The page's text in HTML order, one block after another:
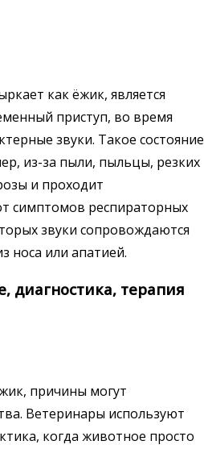
как ёжик, является
приступ, во время
звуки. Такое состояние
из-за пыли, пыльцы, резких
и проходит
симптомов респираторных
звуки сопровождаются
носа или апатией.
диагностика, терапия
причины могут
Ветеринары используют
когда животное просто